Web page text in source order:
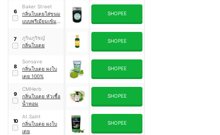
6
Baker Street
กลิ่นใบเตยใส่ขนม
แบบพรีเมียมเข้ม
SHOPEE
7
ภูรินภูริชญ์
กลิ่นใบเตย
SHOPEE
8
Sonsave
กลิ่นใบเตย ผงใบ
เตย 100%
SHOPEE
9
CMHerb
กลิ่นใบเตย หัวเชื้อ
น้ำหอม
SHOPEE
10
At.Saint
กลิ่นใบเตย ผงใบ
เตย
SHOPEE